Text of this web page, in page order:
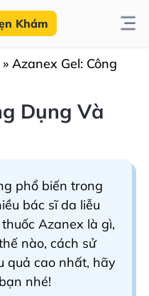
Khám
» Azanex Gel: Công
Dụng Và
phổ biến trong
bác sĩ da liễu
Azanex là gì,
nào, cách sử
quả cao nhất, hãy
nhé!